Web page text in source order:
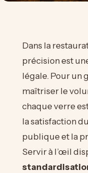
Dans la
précision est
légale. Pour un
maîtriser le
chaque verre
la satisfaction
publique et la
Servir à l’œil